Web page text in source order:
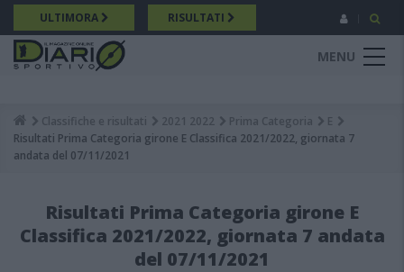
Salta
al
contenuto
principale
ULTIMORA RISULTATI
MENU
Breadcrumb
Classifiche e risultati 2021 2022 Prima Categoria
E
Risultati Prima Categoria girone E Classifica 2021/2022, giornata 7
andata del 07/11/2021
Risultati Prima Categoria girone E
Classifica 2021/2022, giornata 7 andata
del 07/11/2021